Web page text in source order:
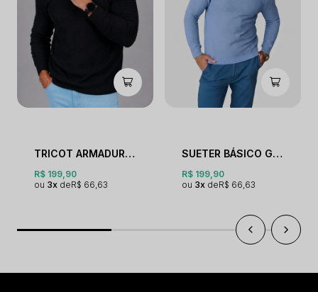
TRICOT ARMADURA RAGLAN
R$ 199,90
3x
R$ 66,63
SUETER BÁSICO GOLA CARECA
R$ 199,90
3x
R$ 66,63